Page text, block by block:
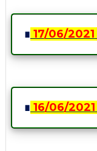
∎ 17/06/2021
∎ 16/06/2021